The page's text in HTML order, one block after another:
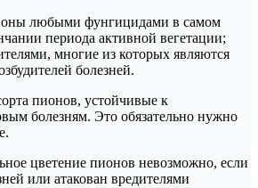
любыми фунгицидами в самом
периода активной вегетации;
многие из которых являются
болезней.
пионов, устойчивые к
болезням. Это обязательно нужно
цветение пионов невозможно, если
или атакован вредителями